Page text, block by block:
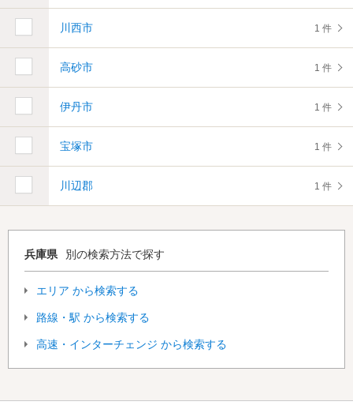
川西市 1 件
高砂市 1 件
伊丹市 1 件
宝塚市 1 件
川辺郡 1 件
兵庫県 別の検索方法で探す
エリア から検索する
路線・駅 から検索する
高速・インターチェンジ から検索する